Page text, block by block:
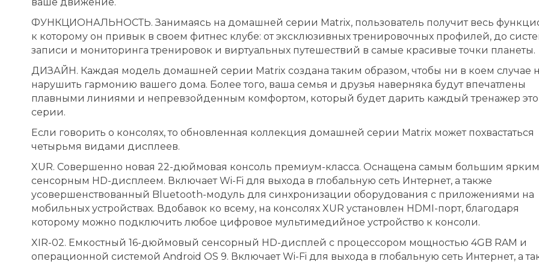
ФУНКЦИОНАЛЬНОСТЬ. Занимаясь на домашней серии Matrix, пользователь получит весь
к которому он привык в своем фитнес клубе: от эксклюзивных тренировочных профилей, до
записи и мониторинга тренировок и виртуальных путешествий в самые красивые точки планеты.
ДИЗАЙН. Каждая модель домашней серии Matrix создана таким образом, чтобы ни в коем случае
нарушить гармонию вашего дома. Более того, ваша семья и друзья наверняка будут впечатлены
плавными линиями и непревзойденным комфортом, который будет дарить каждый тренажер
серии.
Если говорить о консолях, то обновленная коллекция домашней серии Matrix может похвастаться
четырьмя видами дисплеев.
XUR. Совершенно новая 22-дюймовая консоль премиум-класса. Оснащена самым большим ярким
сенсорным HD-дисплеем. Включает Wi-Fi для выхода в глобальную сеть Интернет, а также
усовершенствованный Bluetooth-модуль для синхронизации оборудования с приложениями на
мобильных устройствах. Вдобавок ко всему, на консолях XUR установлен HDMI-порт, благодаря
которому можно подключить любое цифровое мультимедийное устройство к консоли.
XIR-02. Емкостный 16-дюймовый сенсорный HD-дисплей с процессором мощностью 4GB RAM и
операционной системой Android OS 9. Включает Wi-Fi для выхода в глобальную сеть Интернет, а